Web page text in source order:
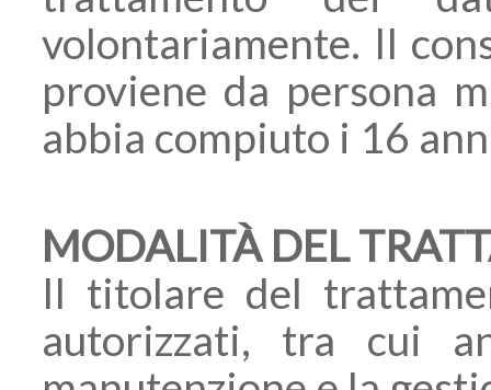
volontariamente. Il
proviene da persona
abbia compiuto i 16
MODALITÀ DEL
Il titolare del
autorizzati, tra cui